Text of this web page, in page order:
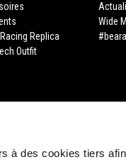
à des cookies tiers
Replica
Outfit
Wide